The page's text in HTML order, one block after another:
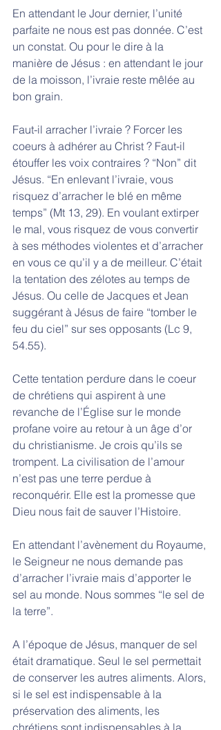
En attendant le Jour dernier, l’unité
parfaite ne nous est pas donnée. C’est
un constat. Ou pour le dire à la
manière de Jésus : en attendant le jour
de la moisson, l’ivraie reste mêlée au
bon grain.
Faut-il arracher l’ivraie ? Forcer les
coeurs à adhérer au Christ ? Faut-il
étouffer les voix contraires ? “Non” dit
Jésus. “En enlevant l’ivraie, vous
risquez d’arracher le blé en même
temps” (Mt 13, 29). En voulant extirper
le mal, vous risquez de vous convertir
à ses méthodes violentes et d’arracher
en vous ce qu’il y a de meilleur. C’était
la tentation des zélotes au temps de
Jésus. Ou celle de Jacques et Jean
suggérant à Jésus de faire “tomber le
feu du ciel” sur ses opposants (Lc 9,
54.55).
Cette tentation perdure dans le coeur
de chrétiens qui aspirent à une
revanche de l’Église sur le monde
profane voire au retour à un âge d’or
du christianisme. Je crois qu’ils se
trompent. La civilisation de l’amour
n’est pas une terre perdue à
reconquérir. Elle est la promesse que
Dieu nous fait de sauver l’Histoire.
En attendant l’avènement du Royaume,
le Seigneur ne nous demande pas
d’arracher l’ivraie mais d’apporter le
sel au monde. Nous sommes “le sel de
la terre”.
A l’époque de Jésus, manquer de sel
était dramatique. Seul le sel permettait
de conserver les autres aliments. Alors,
si le sel est indispensable à la
préservation des aliments, les
chrétiens sont indispensables à la